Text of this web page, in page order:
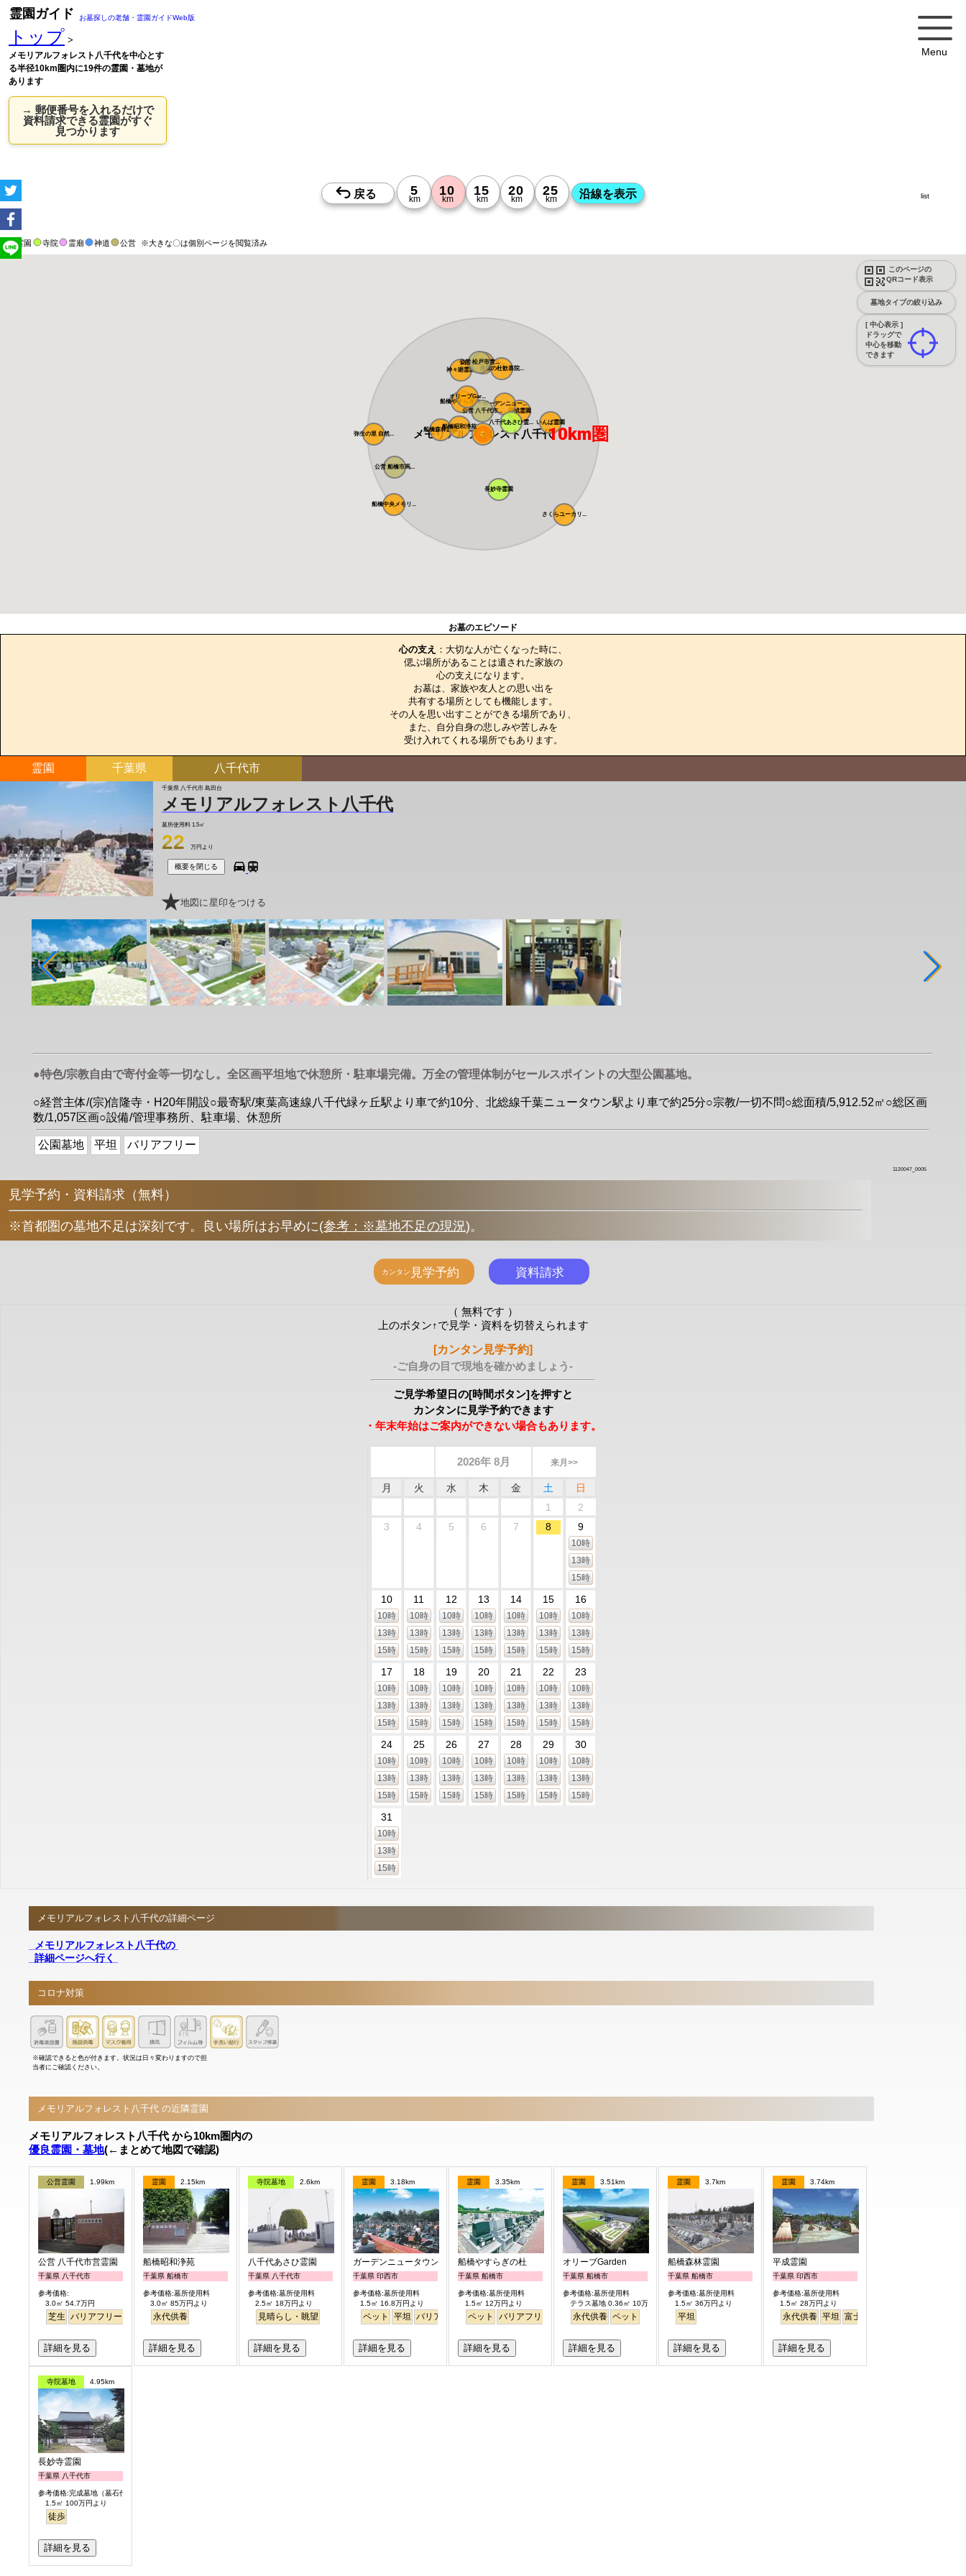
Menu
霊園ガイド お墓探しの老舗・霊園ガイドWeb版
トップ >
メモリアルフォレスト八千代を中心とす
る半径10km圏内に19件の霊園・墓地が
あります
→ 郵便番号を入れるだけで
資料請求できる霊園がすぐ
見つかります
霊園 寺院 霊廟 神道 公営 ※大きな〇は個別ページを閲覧済み
このページの
QRコード表示
墓地タイプの絞り込み
[ 中心表示 ]
ドラッグで
中心を移動
できます
list
船橋森林霊園
弥生の里 自然...
神々廻霊園
白井メモリアル...
平成霊園
ガーデンニュー...
長妙寺霊園
八千代あさひ霊...
船橋昭和浄苑
いんば霊園
船橋やすらぎの...
清寂の杜歓喜院...
公営 船橋市馬...
公営 八千代市...
公営 松戸市営...
船橋中央メモリ...
さくらユーカリ...
オリーブGar...
メモリアルフォレスト八千代10km圏
お墓のエピソード
心の支え ：大切な人が亡くなった時に、
偲ぶ場所があることは遺された家族の
心の支えになります。
お墓は、家族や友人との思い出を
共有する場所としても機能します。
その人を思い出すことができる場所であり、
また、自分自身の悲しみや苦しみを
受け入れてくれる場所でもあります。
霊園 千葉県 八千代市
千葉県 八千代市 島田台
メモリアルフォレスト八千代
墓所使用料 1.5㎡
22 万円より
概要を閉じる
地図に星印をつける
●特色/宗教自由で寄付金等一切なし。全区画平坦地で休憩所・駐車場完備。万全の管理体制がセールスポイントの大型公園墓地。
○経営主体/(宗)信隆寺・H20年開設○最寄駅/東葉高速線八千代緑ヶ丘駅より車で約10分、北総線千葉ニュータウン駅より車で約25分○宗教/一切不問○総面積/5,912.52㎡○総区画
数/1,057区画○設備/管理事務所、駐車場、休憩所
公園墓地 平坦 バリアフリー
1120047_0005
見学予約・資料請求（無料）
※首都圏の墓地不足は深刻です。良い場所はお早めに(参考：※墓地不足の現況)。
（ 無料です ）
上のボタン↑で見学・資料を切替えられます
[カンタン見学予約]
-ご自身の目で現地を確かめましょう-
ご見学希望日の[時間ボタン]を押すと
カンタンに見学予約できます
・年末年始はご案内ができない場合もあります。
2026年 8月 来月>>
月 火 水 木 金 土
日
1
2
3
4 5 6 7 8 9
10時
13時
15時
10
10時
13時
15時
11
10時
13時
15時
12
10時
13時
15時
13
10時
13時
15時
14
10時
13時
15時
15
10時
13時
15時
16
10時
13時
15時
17
10時
13時
15時
18
10時
13時
15時
19
10時
13時
15時
20
10時
13時
15時
21
10時
13時
15時
22
10時
13時
15時
23
10時
13時
15時
24
10時
13時
15時
25
10時
13時
15時
26
10時
13時
15時
27
10時
13時
15時
28
10時
13時
15時
29
10時
13時
15時
30
10時
13時
15時
31
10時
13時
15時
メモリアルフォレスト八千代の詳細ページ
メモリアルフォレスト八千代の
詳細ページへ行く
コロナ対策
※確認できると色が付きます。状況は日々変わりますので担
当者にご確認ください。
メモリアルフォレスト八千代 の近隣霊園
メモリアルフォレスト八千代 から10km圏内の
優良霊園・墓地(←まとめて地図で確認)
公営霊園 1.99km
公営 八千代市営霊園
千葉県 八千代市
参考価格:
3.0㎡ 54.7万円
芝生 バリアフリー 公園墓地
詳細を見る
霊園 2.15km
船橋昭和浄苑
千葉県 船橋市
参考価格:墓所使用料
3.0㎡ 85万円より
永代供養
詳細を見る
寺院墓地 2.6km
八千代あさひ霊園
千葉県 八千代市
参考価格:墓所使用料
2.5㎡ 18万円より
見晴らし・眺望
詳細を見る
霊園 3.18km
ガーデンニュータウン霊園
千葉県 印西市
参考価格:墓所使用料
1.5㎡ 16.8万円より
ペット 平坦 バリアフリー 駅から徒歩
詳細を見る
霊園 3.35km
船橋やすらぎの杜
千葉県 船橋市
参考価格:墓所使用料
1.5㎡ 12万円より
ペット バリアフリー 駅から徒歩
詳細を見る
霊園 3.51km
オリーブGarden
千葉県 船橋市
参考価格:墓所使用料
テラス墓地 0.36㎡ 10万円より
永代供養 ペット
詳細を見る
霊園 3.7km
船橋森林霊園
千葉県 船橋市
参考価格:墓所使用料
1.5㎡ 36万円より
平坦
詳細を見る
霊園 3.74km
平成霊園
千葉県 印西市
参考価格:墓所使用料
1.5㎡ 28万円より
永代供養 平坦 富士山
詳細を見る
寺院墓地 4.95km
長妙寺霊園
千葉県 八千代市
参考価格:完成墓地（墓石代含）
1.5㎡ 100万円より
徒歩
詳細を見る